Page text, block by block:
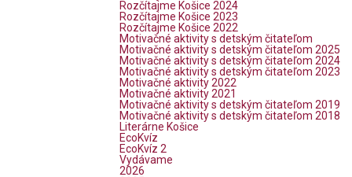
Rozčítajme Košice 2024
Rozčítajme Košice 2023
Rozčítajme Košice 2022
Motivačné aktivity s detským čitateľom
Motivačné aktivity s detským čitateľom 2025
Motivačné aktivity s detským čitateľom 2024
Motivačné aktivity s detským čitateľom 2023
Motivačné aktivity 2022
Motivačné aktivity 2021
Motivačné aktivity s detským čitateľom 2019
Motivačné aktivity s detským čitateľom 2018
Literárne Košice
EcoKvíz
EcoKvíz 2
Vydávame
2026